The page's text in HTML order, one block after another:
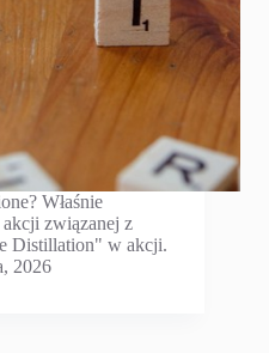
Właśnie
związanej z
Distillation" w akcji.
2026